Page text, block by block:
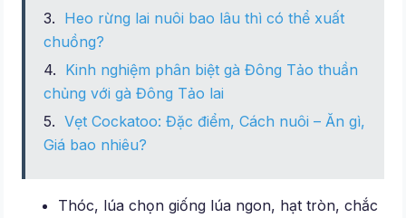
Heo rừng lai nuôi bao lâu thì có thể xuất
chuồng?
Kinh nghiệm phân biệt gà Đông Tảo thuần
chủng với gà Đông Tảo lai
Vẹt Cockatoo: Đặc điểm, Cách nuôi – Ăn gì,
Giá bao nhiêu?
Thóc, lúa chọn giống lúa ngon, hạt tròn, chắc